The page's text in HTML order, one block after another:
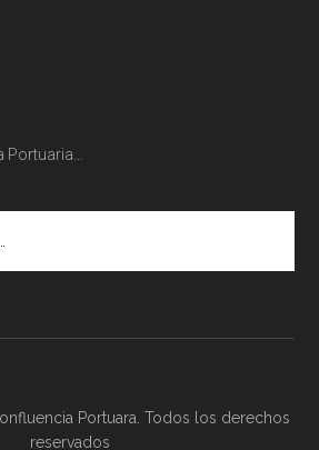
Portuaria…
Portuara. Todos los derechos
reservados